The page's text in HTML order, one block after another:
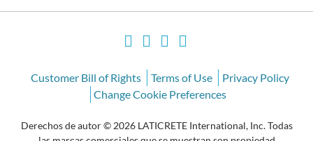
Customer Bill of Rights Terms of Use
Privacy Policy
Change Cookie Preferences
Derechos de autor © 2026 LATICRETE International, Inc. Todas